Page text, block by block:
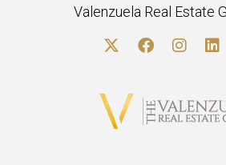
Valenzuela Real Estate